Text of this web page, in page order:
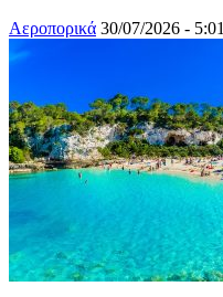
Αεροπορικά 30/07/2026 -